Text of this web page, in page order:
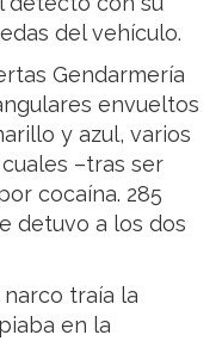
del vehículo.
Gendarmería
envueltos
y azul, varios
–tras ser
cocaína. 285
detuvo a los dos
traía la
en la